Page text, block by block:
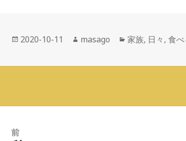
投
日:
2020-10-11
作
者
masago
カ
ゴ
家族, 日々,食
前